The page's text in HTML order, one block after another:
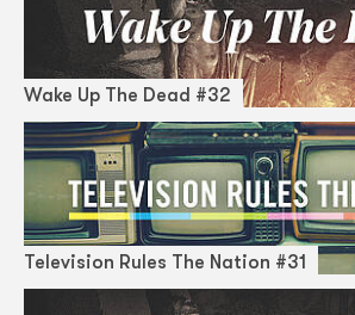
Wake Up The Dead #32
Television Rules The Nation #31